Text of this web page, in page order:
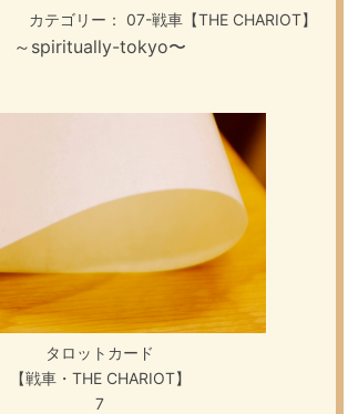
カテゴリー： 07-戦車【THE CHARIOT】
～spiritually-tokyo〜
タロットカード
【戦車・THE CHARIOT】
7